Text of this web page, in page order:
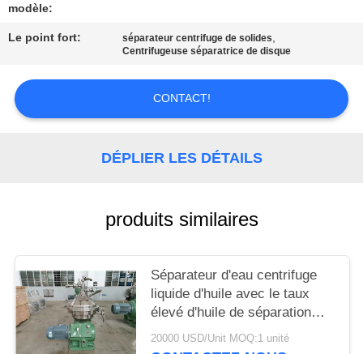
CAS
NEWS
POLICY
modèle:
Le point fort: séparateur centrifuge de solides,
Centrifugeuse séparatrice de disque
CONTACT!
DÉPLIER LES DÉTAILS
produits similaires
Séparateur d'eau centrifuge
liquide d'huile avec le taux
élevé d'huile de séparation
fine
20000 USD/Unit MOQ:1 unité